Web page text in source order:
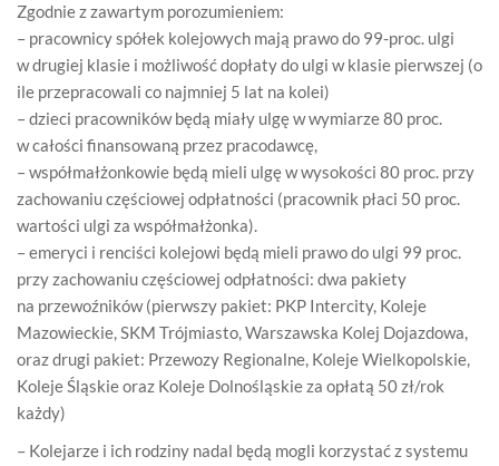
Zgodnie z zawartym porozumieniem:
– pracownicy spółek kolejowych mają prawo do 99-proc. ulgi
w drugiej klasie i możliwość dopłaty do ulgi w klasie pierwszej (o
ile przepracowali co najmniej 5 lat na kolei)
– dzieci pracowników będą miały ulgę w wymiarze 80 proc.
w całości finansowaną przez pracodawcę,
– współmałżonkowie będą mieli ulgę w wysokości 80 proc. przy
zachowaniu częściowej odpłatności (pracownik płaci 50 proc.
wartości ulgi za współmałżonka).
– emeryci i renciści kolejowi będą mieli prawo do ulgi 99 proc.
przy zachowaniu częściowej odpłatności: dwa pakiety
na przewoźników (pierwszy pakiet: PKP Intercity, Koleje
Mazowieckie, SKM Trójmiasto, Warszawska Kolej Dojazdowa,
oraz drugi pakiet: Przewozy Regionalne, Koleje Wielkopolskie,
Koleje Śląskie oraz Koleje Dolnośląskie za opłatą 50 zł/rok
każdy)
– Kolejarze i ich rodziny nadal będą mogli korzystać z systemu